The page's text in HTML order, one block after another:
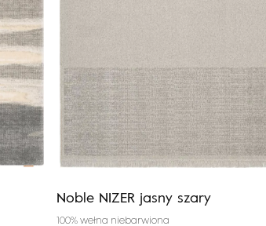
Noble NIZER jasny szary
100% wełna niebarwiona